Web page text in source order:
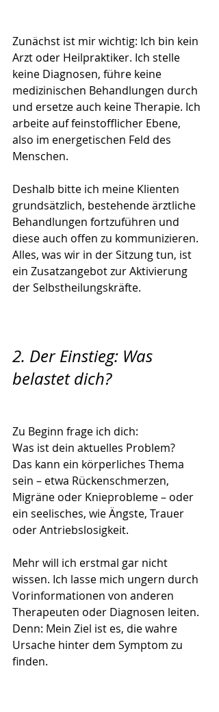
Zunächst ist mir wichtig: Ich bin kein
Arzt oder Heilpraktiker. Ich stelle
keine Diagnosen, führe keine
medizinischen Behandlungen durch
und ersetze auch keine Therapie. Ich
arbeite auf feinstofflicher Ebene,
also im energetischen Feld des
Menschen.
Deshalb bitte ich meine Klienten
grundsätzlich, bestehende ärztliche
Behandlungen fortzuführen und
diese auch offen zu kommunizieren.
Alles, was wir in der Sitzung tun, ist
ein Zusatzangebot zur Aktivierung
der Selbstheilungskräfte.
2. Der Einstieg: Was
belastet dich?
Zu Beginn frage ich dich:
Was ist dein aktuelles Problem?
Das kann ein körperliches Thema
sein – etwa Rückenschmerzen,
Migräne oder Knieprobleme – oder
ein seelisches, wie Ängste, Trauer
oder Antriebslosigkeit.
Mehr will ich erstmal gar nicht
wissen. Ich lasse mich ungern durch
Vorinformationen von anderen
Therapeuten oder Diagnosen leiten.
Denn: Mein Ziel ist es, die wahre
Ursache hinter dem Symptom zu
finden.